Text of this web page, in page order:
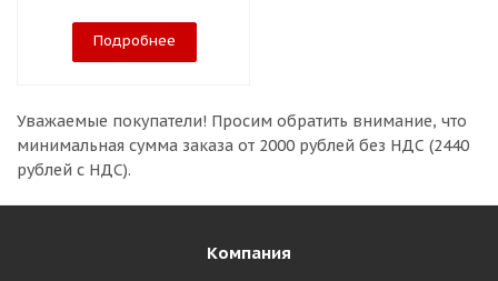
Подробнее
Уважаемые покупатели! Просим обратить внимание, что
минимальная сумма заказа от 2000 рублей без НДС (2440
рублей с НДС).
Компания